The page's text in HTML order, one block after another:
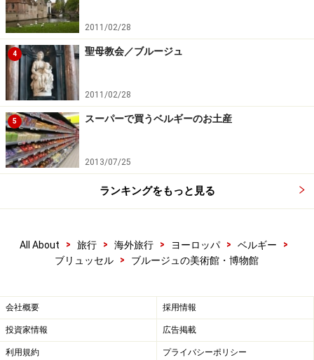
2011/02/28
4 聖母教会／ブルージュ
2011/02/28
5 スーパーで買うベルギーのお土産
2013/07/25
ランキングをもっと見る
All About > 旅行 > 海外旅行 > ヨーロッパ > ベルギー
>
ブリュッセル
> ブルージュの美術館・博物館
会社概要 採用情報
投資家情報 広告掲載
利用規約 プライバシーポリシー